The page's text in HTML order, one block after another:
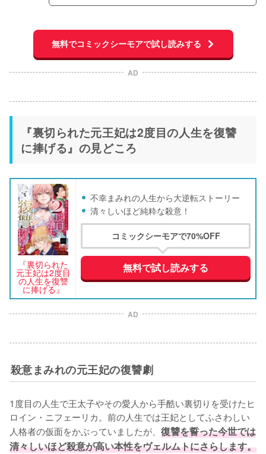
無料でコミックシーモアで試し読みする
AD
『裏切られた元王妃は2度目の人生を復讐
に捧げる』の見どころ
『裏切られた
元王妃は2度目
の人生を復讐
に捧げる』
不幸まみれの人生から大逆転ストーリー
清々しいほど純粋な殺意！
コミックシーモアで70%OFF
無料で試し読みする
AD
殺意まみれの元王妃の復讐劇
1度目の人生で王太子やその愛人から手酷い裏切りを受けたヒ
ロイン・ニフェーリカ。前の人生では王妃としてふさわしい
人格者の仮面をかぶっていましたが、 復讐を誓った今世では
清々しいほど殺意が高い本性をヴェルムトにさらします。